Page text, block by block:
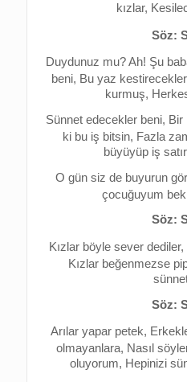
kızlar,
Söz:
Duydunuz mu? Ah! Şu
beni, Bu yaz
kurmuş,
Sünnet edecekler beni, Bir
ki bu iş bitsin, Fazla
büyüyüp iş
O gün siz de buyurun
çocuğuyum
Söz:
Kızlar böyle sever dediler,
Kızlar beğenmezse
Söz:
Arılar yapar petek,
olmayanlara, Nasıl
oluyorum, Hepinizi